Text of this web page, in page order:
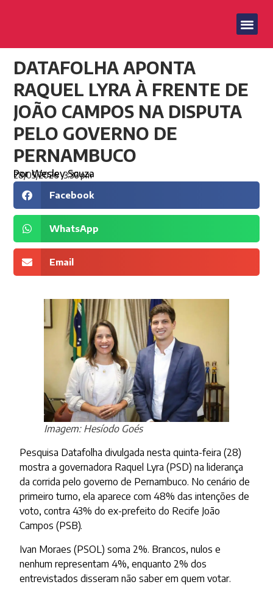
DATAFOLHA APONTA
RAQUEL LYRA À FRENTE DE
JOÃO CAMPOS NA DISPUTA
PELO GOVERNO DE
PERNAMBUCO
PorWesley Souza
28/05/2026 3:36 pm
Facebook
WhatsApp
Email
Imagem: Hesíodo Goés
Pesquisa Datafolha divulgada nesta quinta-feira (28)
mostra a governadora Raquel Lyra (PSD) na liderança
da corrida pelo governo de Pernambuco. No cenário de
primeiro turno, ela aparece com 48% das intenções de
voto, contra 43% do ex-prefeito do Recife João
Campos (PSB).
Ivan Moraes (PSOL) soma 2%. Brancos, nulos e
nenhum representam 4%, enquanto 2% dos
entrevistados disseram não saber em quem votar.